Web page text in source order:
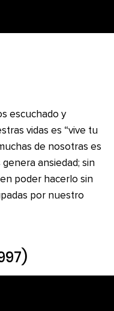
escuchado y
vidas es “vive tu
de nosotras es
ansiedad; sin
poder hacerlo sin
por nuestro